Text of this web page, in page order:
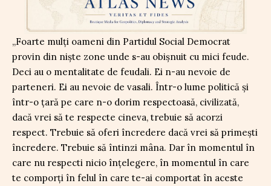
„Foarte mulți oameni din Partidul Social Democrat
provin din niște zone unde s-au obișnuit cu mici feude.
Deci au o mentalitate de feudali. Ei n-au nevoie de
parteneri. Ei au nevoie de vasali. Într-o lume politică și
într-o țară pe care n-o dorim respectoasă, civilizată,
dacă vrei să te respecte cineva, trebuie să acorzi
respect. Trebuie să oferi încredere dacă vrei să primești
încredere. Trebuie să întinzi mâna. Dar în momentul în
care nu respecti nicio înțelegere, în momentul în care
te comporți în felul în care te-ai comportat în aceste